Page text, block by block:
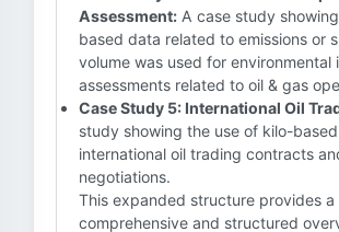
Assessment: A case study
based data related to emissions or
volume was used for environmental
assessments related to oil & gas
Case Study 5: International Oil
study showing the use of kilo-
international oil trading contracts
negotiations.
This expanded structure provides a
comprehensive and structured